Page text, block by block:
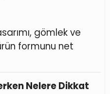
gömlek ve
formunu net
Nelere Dikkat